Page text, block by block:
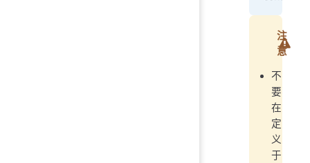
注
意
不
要
在
定
义
于